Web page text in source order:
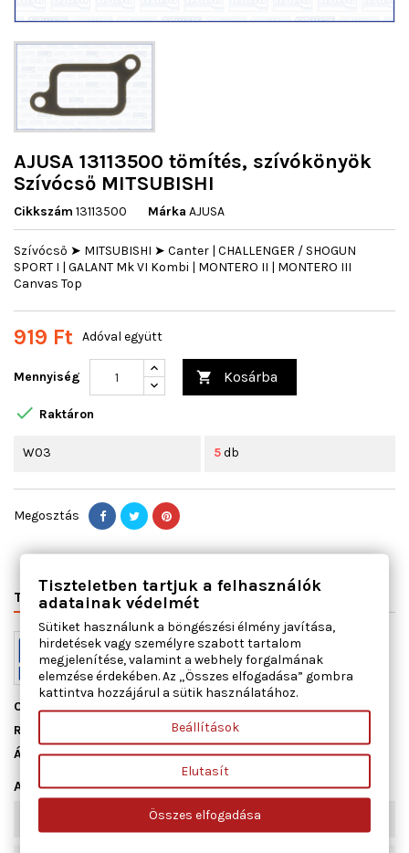
AJUSA 13113500 tömítés, szívókönyök
Szívócső MITSUBISHI
Cikkszám 13113500 Márka AJUSA
Szívócső ➤ MITSUBISHI ➤ Canter | CHALLENGER / SHOGUN
SPORT I | GALANT Mk VI Kombi | MONTERO II | MONTERO III
Canvas Top
919 Ft Adóval együtt
Mennyiség  Kosárba
 Raktáron
W03 5db
Megosztás
TERMÉK RÉSZLETEI VÁLTÓSZÁMOK MIHEZ JÓ
Cikkszám13113500
Raktáron
ÁllapotÚj
Adatlap
55
Tiszteletben tartjuk a felhasználók
adatainak védelmét
Sütiket használunk a böngészési élmény javítása,
hirdetések vagy személyre szabott tartalom
megjelenítése, valamint a webhely forgalmának
elemzése érdekében. Az „Összes elfogadása” gombra
kattintva hozzájárul a sütik használatához.
Beállítások
Elutasít
Összes elfogadása